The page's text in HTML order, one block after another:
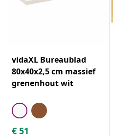
vidaXL Bureaublad
80x40x2,5 cm massief
grenenhout wit
€ 51